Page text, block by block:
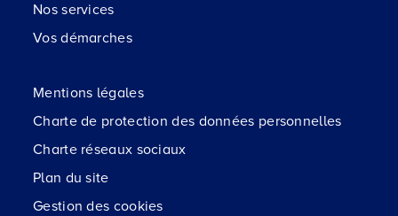
Nos services
Vos démarches
Mentions légales
Charte de protection des données personnelles
Charte réseaux sociaux
Plan du site
Gestion des cookies